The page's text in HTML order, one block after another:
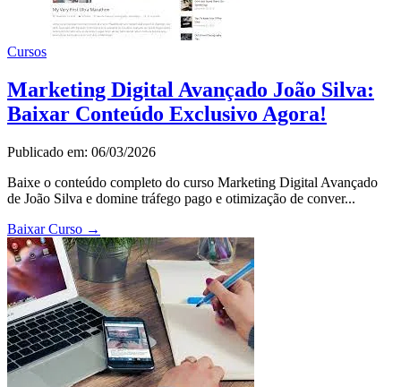
Cursos
Marketing Digital Avançado João Silva:
Baixar Conteúdo Exclusivo Agora!
Publicado em: 06/03/2026
Baixe o conteúdo completo do curso Marketing Digital Avançado
de João Silva e domine tráfego pago e otimização de conver...
Baixar Curso →